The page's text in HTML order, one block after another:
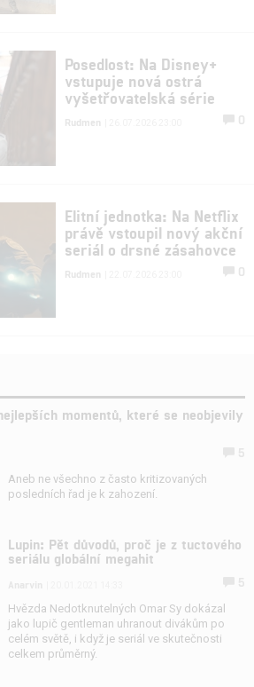
Posedlost: Na Disney+
vstupuje nová ostrá
vyšetřovatelská série
Rudmen 0
Elitní jednotka: Na Netflix
právě vstoupil nový akční
seriál o drsné zásahovce
Rudmen 0
momentů, které se neobjevily
Aneb ne všechno z často kritizovaných
posledních řad je k zahození.
Lupin: Pět důvodů, proč je z tuctového
seriálu globální megahit
Hvězda Nedotknutelných Omar Sy dokázal
jako lupič gentleman uhranout divákům po
celém světě, i když je seriál ve skutečnosti
celkem průměrný.